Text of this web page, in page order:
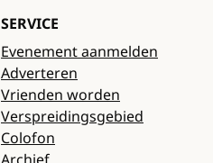
SERVICE
Evenement aanmelden
Adverteren
Vrienden worden
Verspreidingsgebied
Colofon